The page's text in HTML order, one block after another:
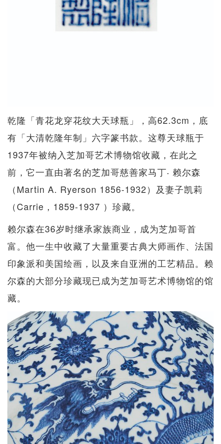
乾隆「青花龙穿花纹大天球瓶」，高62.3cm，底
有「大清乾隆年制」六字篆书款。这尊天球瓶于
1937年被纳入芝加哥艺术博物馆收藏，在此之
前，它一直由著名的芝加哥慈善家马丁‧ 赖尔森
（Martin A. Ryerson 1856-1932）及妻子凯莉
（Carrie，1859-1937 ）珍藏。
赖尔森在36岁时继承家族商业，成为芝加哥首
富。他一生中收藏了大量重要古典大师画作、法国
印象派和美国绘画，以及来自亚洲的工艺精品。赖
尔森的大部分珍藏现已成为芝加哥艺术博物馆的馆
藏。